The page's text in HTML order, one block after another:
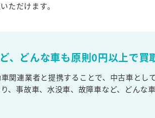
ただけます。
、どんな車も原則0円以上で買
関連業者と提携することで、中古車とし
、事故車、水没車、故障車など、どんな